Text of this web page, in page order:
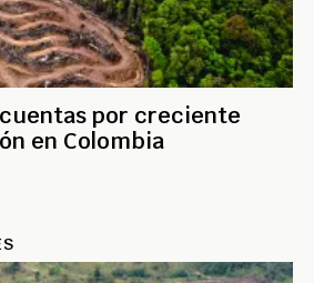
por creciente
en Colombia